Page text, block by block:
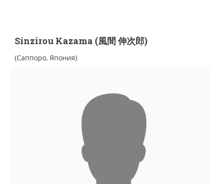
Sinzirou Kazama (風間 伸次郎)
(Саппоро, Япония)